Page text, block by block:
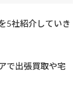
5社紹介していき
で出張買取や宅